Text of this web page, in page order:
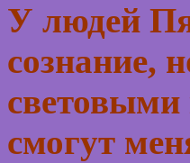
У людей
сознание,
световыми
смогут